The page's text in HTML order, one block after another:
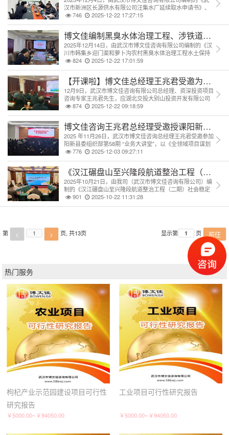
汉市新洲区长源供水有限公司汪集水厂延续取水申请书》、
《武汉市新洲区长源供水有限公司凤凰水厂延续取水申请
书》顺利通过专家评审。
746 2025-12-22 17:27:15
博文佳编制黑臭水体治理工程、涉铁道路工
2025年12月14日，由武汉市博文佳咨询有限公司编制的《汉
川市韩集乡迎门渠和萝卜沟农村黑臭水体治理工程水土保持
方案报告书（送审稿）》与《汉川高铁片区涉铁道路工程水
土保持方案报告书（送审稿）》顺利通过专家评审。
824 2025-12-22 17:01:59
【开课啦】博文佳总经理王兆君受邀为湖北
12月9日，武汉市博文佳咨询有限公司总经理、资深投资项目
咨询专家王兆君先生，应湖北交投大别山投资开发有限公司
邀请，进行了一场主题为《新形势下国企投资项目可行性研
究报告编制方法与技巧》的专题授课。
874 2025-12-22 09:18:59
博文佳咨询王兆君总经理受邀授课阳新县“业
2025 年11月26日，武汉市博文佳咨询总经理王兆君受邀参加
阳新县委组织部第58期 “业务大讲堂”，以《全领域项目谋划
及项目流程管理业务培训》为题授课，覆盖全县173名现场干
部及线上学习者，内容兼具理论深度与实操性，助力提升当
地干部项目工作专业能力！
776 2025-12-03 09:27:11
《汉江碾盘山至兴隆段航道整治工程（二期
2025年10月21日，由我司（武汉市博文佳咨询有限公司）编
制的《汉江碾盘山至兴隆段航道整治工程（二期）社会稳定
风险评估报告》（以下简称《稳评报告》）专家评审会在武
汉市顺利召开。
901 2025-10-22 11:31:28
第 < > 页, 共13页 显示第 页 前往
热门服务
枸杞产业示范园建设项目可行性
研究报告
￥5000.00~￥94050.00
工业项目可行性研究报告
￥5000.00~￥94050.00